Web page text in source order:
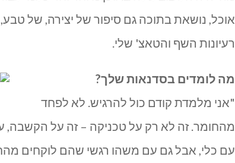
אוכל, נושאת בתוכה גם סיפור של יצירה, של
רעיונות השף והטאצ' שלי.
מה לומדים בסדנאות שלך?
"אני מלמדת קודם כול להרגיש. לא לפחד
מהחומר. זה לא רק על טכניקה – זה על הקשבה,
עם כלי, אבל גם עם משהו רגשי שהם לוקחים